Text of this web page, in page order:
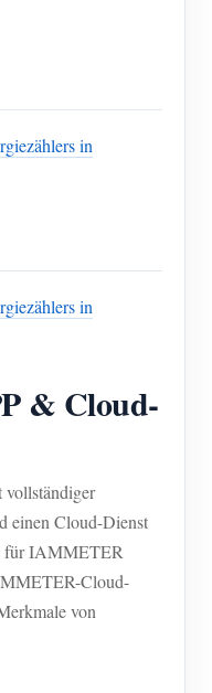
in
in
& Cloud-
vollständiger
einen Cloud-Dienst
für IAMMETER
Cloud-
von